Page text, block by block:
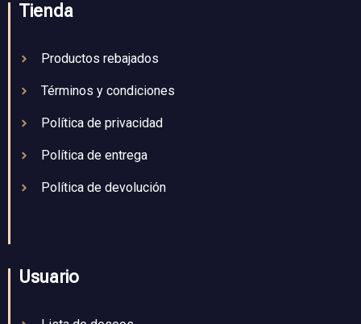
Tienda
Productos rebajados
Términos y condiciones
Política de privacidad
Política de entrega
Política de devolución
Usuario